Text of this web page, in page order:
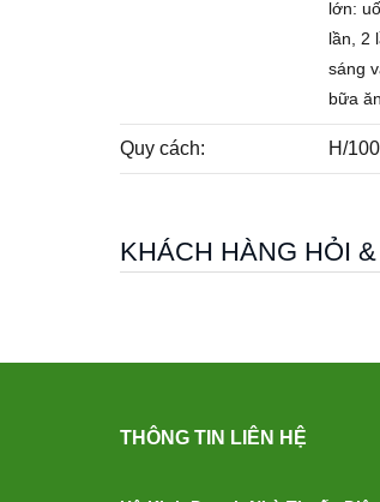
lớn:
lần, 2
sáng
bữa ăn.
Quy cách: H/
KHÁCH HÀNG HỎI
THÔNG TIN LIÊN HỆ